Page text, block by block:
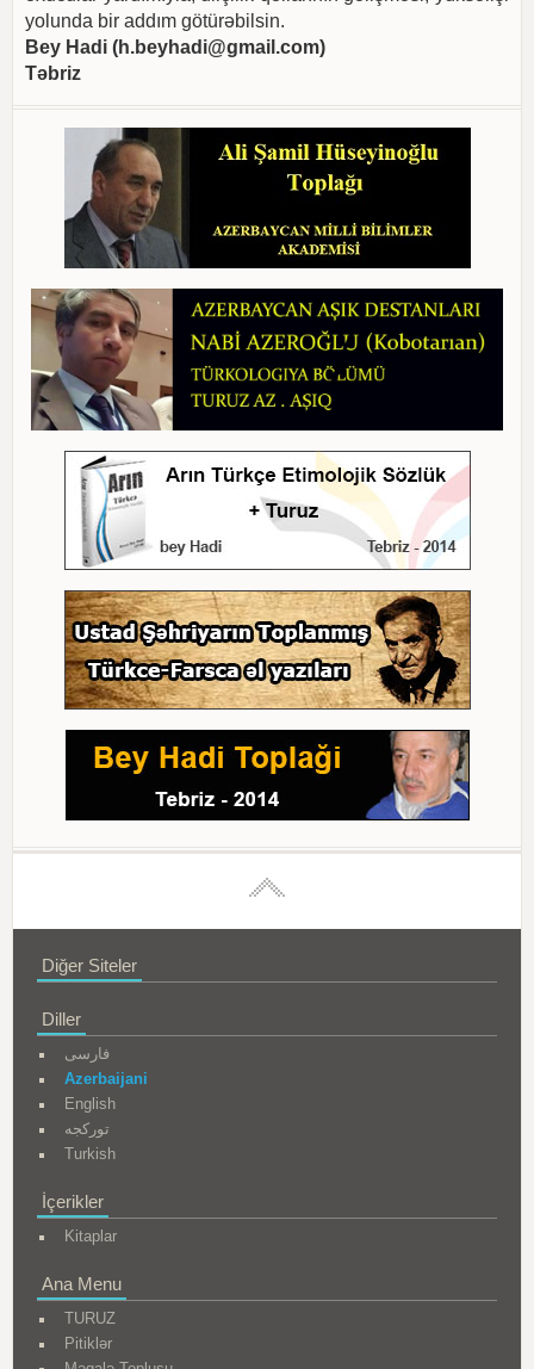
yolunda bir addım götürəbilsin.
Bey Hadi (h.beyhadi@gmail.com)
Təbriz
Diğer Siteler
Diller
فارسی
Azerbaijani
English
تورکجه
Turkish
İçerikler
Kitaplar
Ana Menu
TURUZ
Pitiklər